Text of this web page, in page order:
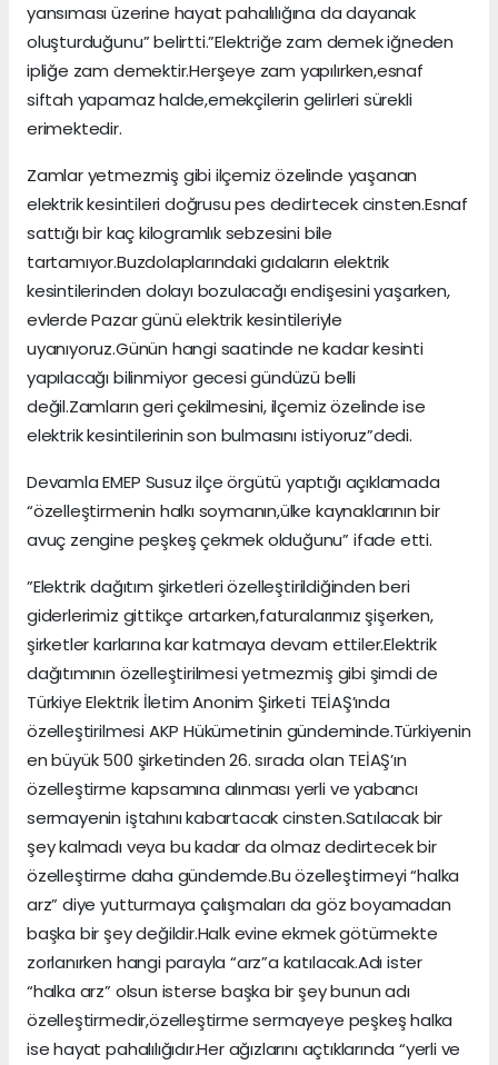
yansıması üzerine hayat pahalılığına da dayanak
oluşturduğunu” belirtti.”Elektriğe zam demek iğneden
ipliğe zam demektir.Herşeye zam yapılırken,esnaf
siftah yapamaz halde,emekçilerin gelirleri sürekli
erimektedir.
Zamlar yetmezmiş gibi ilçemiz özelinde yaşanan
elektrik kesintileri doğrusu pes dedirtecek cinsten.Esnaf
sattığı bir kaç kilogramlık sebzesini bile
tartamıyor.Buzdolaplarındaki gıdaların elektrik
kesintilerinden dolayı bozulacağı endişesini yaşarken,
evlerde Pazar günü elektrik kesintileriyle
uyanıyoruz.Günün hangi saatinde ne kadar kesinti
yapılacağı bilinmiyor gecesi gündüzü belli
değil.Zamların geri çekilmesini, ilçemiz özelinde ise
elektrik kesintilerinin son bulmasını istiyoruz”dedi.
Devamla EMEP Susuz ilçe örgütü yaptığı açıklamada
“özelleştirmenin halkı soymanın,ülke kaynaklarının bir
avuç zengine peşkeş çekmek olduğunu” ifade etti.
”Elektrik dağıtım şirketleri özelleştirildiğinden beri
giderlerimiz gittikçe artarken,faturalarımız şişerken,
şirketler karlarına kar katmaya devam ettiler.Elektrik
dağıtımının özelleştirilmesi yetmezmiş gibi şimdi de
Türkiye Elektrik İletim Anonim Şirketi TEİAŞ’ında
özelleştirilmesi AKP Hükümetinin gündeminde.Türkiyenin
en büyük 500 şirketinden 26. sırada olan TEİAŞ’ın
özelleştirme kapsamına alınması yerli ve yabancı
sermayenin iştahını kabartacak cinsten.Satılacak bir
şey kalmadı veya bu kadar da olmaz dedirtecek bir
özelleştirme daha gündemde.Bu özelleştirmeyi “halka
arz” diye yutturmaya çalışmaları da göz boyamadan
başka bir şey değildir.Halk evine ekmek götürmekte
zorlanırken hangi parayla “arz”a katılacak.Adı ister
“halka arz” olsun isterse başka bir şey bunun adı
özelleştirmedir,özelleştirme sermayeye peşkeş halka
ise hayat pahalılığıdır.Her ağızlarını açtıklarında “yerli ve